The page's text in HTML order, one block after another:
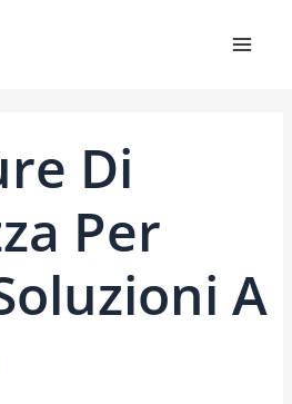
Di
Per
A